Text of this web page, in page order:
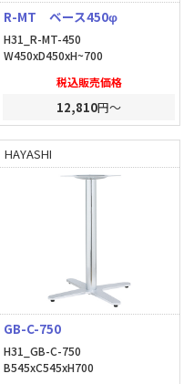
R-MT ベース450φ
H31_R-MT-450
W450xD450xH~700
税込販売価格
12,810円～
HAYASHI
GB-C-750
H31_GB-C-750
B545xC545xH700